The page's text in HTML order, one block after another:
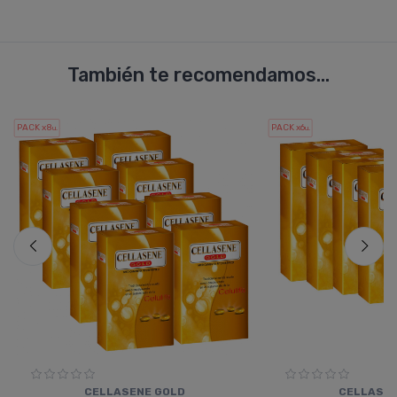
También te recomendamos...
PACK x8u.
CELLASENE GOLD
PACK x6u.